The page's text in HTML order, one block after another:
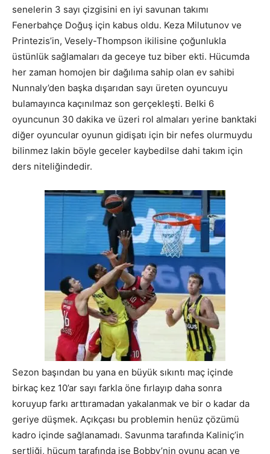
senelerin 3 sayı çizgisini en iyi savunan takımı
Fenerbahçe Doğuş için kabus oldu. Keza Milutunov ve
Printezis’in, Vesely-Thompson ikilisine çoğunlukla
üstünlük sağlamaları da geceye tuz biber ekti. Hücumda
her zaman homojen bir dağılıma sahip olan ev sahibi
Nunnaly’den başka dışarıdan sayı üreten oyuncuyu
bulamayınca kaçınılmaz son gerçekleşti. Belki 6
oyuncunun 30 dakika ve üzeri rol almaları yerine banktaki
diğer oyuncular oyunun gidişatı için bir nefes olurmuydu
bilinmez lakin böyle geceler kaybedilse dahi takım için
ders niteliğindedir.
Sezon başından bu yana en büyük sıkıntı maç içinde
birkaç kez 10’ar sayı farkla öne fırlayıp daha sonra
koruyup farkı arttıramadan yakalanmak ve bir o kadar da
geriye düşmek. Açıkçası bu problemin henüz çözümü
kadro içinde sağlanamadı. Savunma tarafında Kaliniç’in
sertliği, hücum tarafında ise Bobby’nin oyunu açan ve